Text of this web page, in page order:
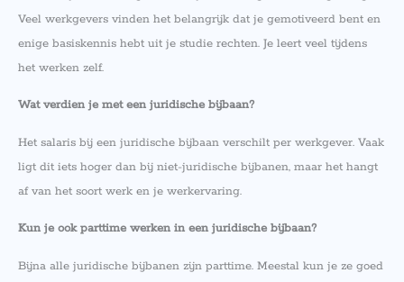
Veel werkgevers vinden het belangrijk dat je gemotiveerd bent en
enige basiskennis hebt uit je studie rechten. Je leert veel tijdens
het werken zelf.
Wat verdien je met een juridische bijbaan?
Het salaris bij een juridische bijbaan verschilt per werkgever. Vaak
ligt dit iets hoger dan bij niet-juridische bijbanen, maar het hangt
af van het soort werk en je werkervaring.
Kun je ook parttime werken in een juridische bijbaan?
Bijna alle juridische bijbanen zijn parttime. Meestal kun je ze goed